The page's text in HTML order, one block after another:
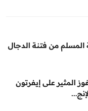
المسلم من فتنة الدجال
المثير على إيفرتون